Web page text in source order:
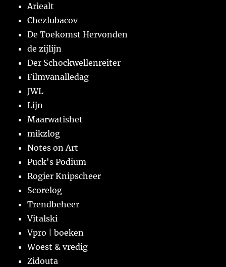
Ariealt
Chezlubacov
De Toekomst Hervonden
de zijlijn
Der Schockwellenreiter
Filmvanalledag
JWL
Lijn
Maarwatishet
mikzlog
Notes on Art
Puck's Podium
Rogier Knipscheer
Scorelog
Trendbeheer
Vitalski
Vpro | boeken
Woest & vredig
Zidouta